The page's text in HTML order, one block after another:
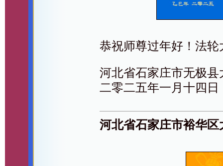
恭祝师尊过年好！法轮
河北省石家庄市无极县
二零二五年一月十四日
河北省石家庄市裕华